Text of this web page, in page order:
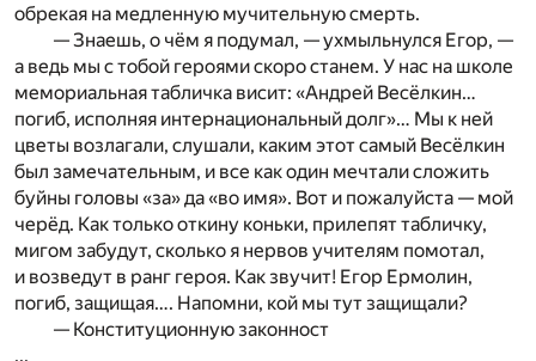
обрекая на медленную мучительную смерть.
— Знаешь, о чём я подумал, — ухмыльнулся Егор, —
а ведь мы с тобой героями скоро станем. У нас на школе
мемориальная табличка висит: «Андрей Весёлкин…
погиб, исполняя интернациональный долг»… Мы к ней
цветы возлагали, слушали, каким этот самый Весёлкин
был замечательным, и все как один мечтали сложить
буйны головы «за» да «во имя». Вот и пожалуйста — мой
черёд. Как только откину коньки, прилепят табличку,
мигом забудут, сколько я нервов учителям помотал,
и возведут в ранг героя. Как звучит! Егор Ермолин,
погиб, защищая…. Напомни, кой мы тут защищали?
— Конституционную законност
...